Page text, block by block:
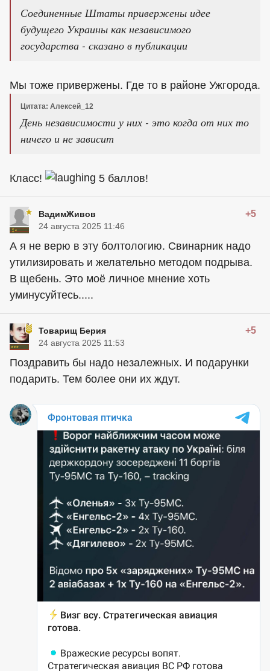
Соединенные Штаты привержены идее
будущего Украины как независимого
государства - сказано в публикации
Мы тоже привержены. Где то в районе Ужгорода.
Цитата: Алексей_12
День независимости у них - это когда от них то
ничего и не зависит
Класс! 5 баллов!
ВадимЖивов +5
24 августа 2025 11:46
А я не верю в эту болтологию. Свинарник надо
утилизировать и желательно методом подрыва.
В щебень. Это моё личное мнение хоть
уминусуйтесь.....
Товарищ Берия +5
24 августа 2025 11:53
Поздравить бы надо незалежных. И подарунки
подарить. Тем более они их ждут.